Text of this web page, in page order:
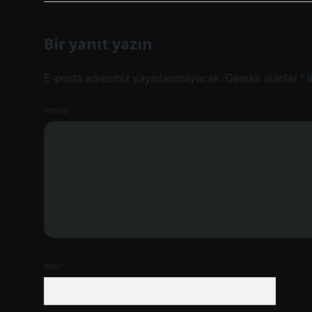
Bir yanıt yazın
E-posta adresiniz yayınlanmayacak. Gerekli alanlar *
Yorum
İsim*